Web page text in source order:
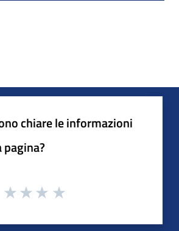
chiare le informazioni
pagina?